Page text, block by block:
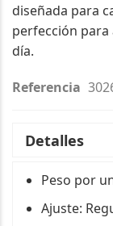
diseñada para
perfección
día.
Referencia
Detalles
Peso por
Ajuste: